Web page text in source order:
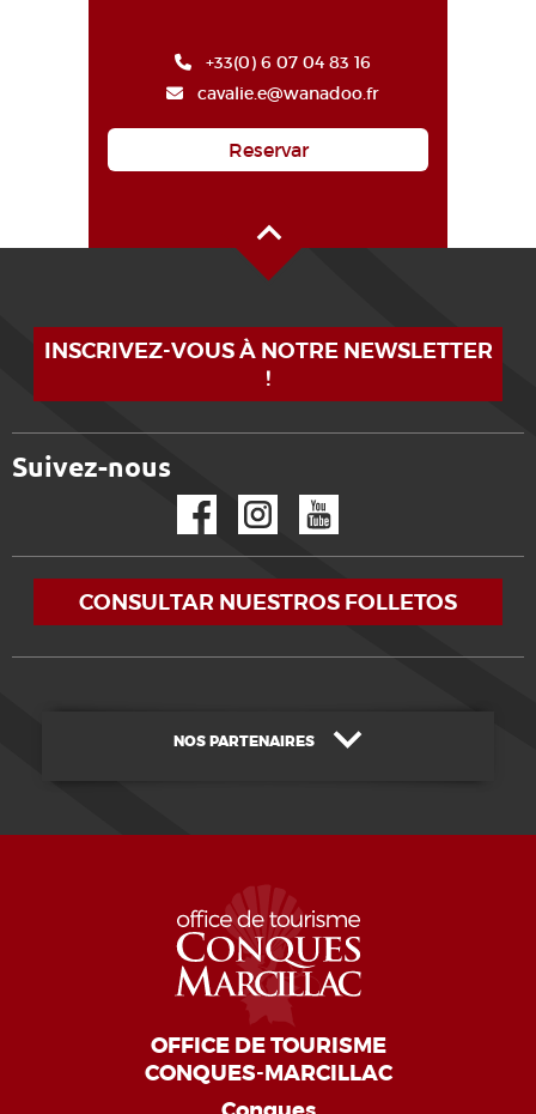
+33(0) 6 07 04 83 16
cavalie.e@wanadoo.fr
Reservar
INSCRIVEZ-VOUS À NOTRE NEWSLETTER
!
Suivez-nous
CONSULTAR NUESTROS FOLLETOS
NOS PARTENAIRES
OFFICE DE TOURISME
CONQUES-MARCILLAC